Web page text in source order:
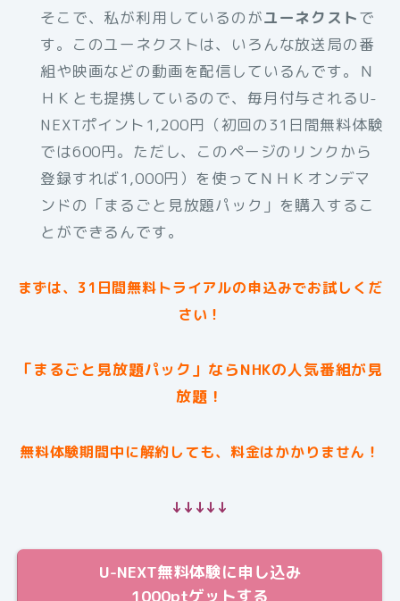
そこで、私が利用しているのがユーネクストで
す。このユーネクストは、いろんな放送局の番
組や映画などの動画を配信しているんです。Ｎ
ＨＫとも提携しているので、毎月付与されるU-
NEXTポイント1,200円（初回の31日間無料体験
では600円。ただし、このページのリンクから
登録すれば1,000円）を使ってＮＨＫオンデマ
ンドの「まるごと見放題パック」を購入するこ
とができるんです。
まずは、31日間無料トライアルの申込みでお試しくだ
さい！
「まるごと見放題パック」ならNHKの人気番組が見
放題！
無料体験期間中に解約しても、料金はかかりません！
↓↓↓↓↓
U-NEXT無料体験に申し込み
1000ptゲットする